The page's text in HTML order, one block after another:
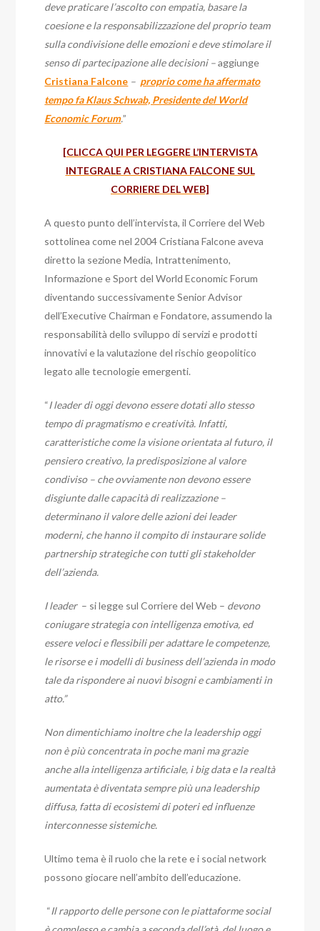
deve praticare l’ascolto con empatia, basare la
coesione e la responsabilizzazione del proprio team
sulla condivisione delle emozioni e deve stimolare il
senso di partecipazione alle decisioni –aggiunge
Cristiana Falcone – proprio come ha affermato
tempo fa Klaus Schwab, Presidente del World
Economic Forum.”
[CLICCA QUI PER LEGGERE L’INTERVISTA
INTEGRALE A CRISTIANA FALCONE SUL
CORRIERE DEL WEB]
A questo punto dell’intervista, il Corriere del Web
sottolinea come nel 2004 Cristiana Falcone aveva
diretto la sezione Media, Intrattenimento,
Informazione e Sport del World Economic Forum
diventando successivamente Senior Advisor
dell’Executive Chairman e Fondatore, assumendo la
responsabilità dello sviluppo di servizi e prodotti
innovativi e la valutazione del rischio geopolitico
legato alle tecnologie emergenti.
“I leader di oggi devono essere dotati allo stesso
tempo di pragmatismo e creatività. Infatti,
caratteristiche come la visione orientata al futuro, il
pensiero creativo, la predisposizione al valore
condiviso – che ovviamente non devono essere
disgiunte dalle capacità di realizzazione –
determinano il valore delle azioni dei leader
moderni, che hanno il compito di instaurare solide
partnership strategiche con tutti gli stakeholder
dell’azienda.
I leader – si legge sul Corriere del Web – devono
coniugare strategia con intelligenza emotiva, ed
essere veloci e flessibili per adattare le competenze,
le risorse e i modelli di business dell’azienda in modo
tale da rispondere ai nuovi bisogni e cambiamenti in
atto.”
Non dimentichiamo inoltre che la leadership oggi
non è più concentrata in poche mani ma grazie
anche alla intelligenza artificiale, i big data e la realtà
aumentata è diventata sempre più una leadership
diffusa, fatta di ecosistemi di poteri ed influenze
interconnesse sistemiche.
Ultimo tema è il ruolo che la rete e i social network
possono giocare nell’ambito dell’educazione.
“Il rapporto delle persone con le piattaforme social